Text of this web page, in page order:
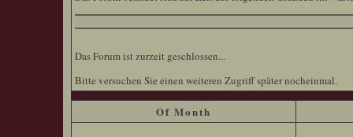
Das Forum ist zurzeit geschlossen...
Bitte versuchen Sie einen weiteren Zugriff später nocheinmal.
Of Month